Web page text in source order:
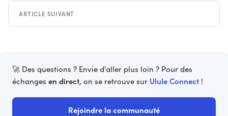
ARTICLE SUIVANT
🚀 Des questions ? Envie d'aller plus loin ? Pour des
échanges en direct, on se retrouve sur Ulule Connect !
Rejoindre la communauté